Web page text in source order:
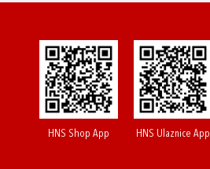
HNS Shop App HNS Ulaznice App